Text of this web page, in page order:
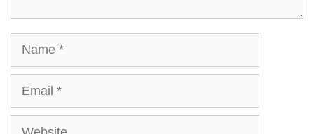
Name
Email
Website